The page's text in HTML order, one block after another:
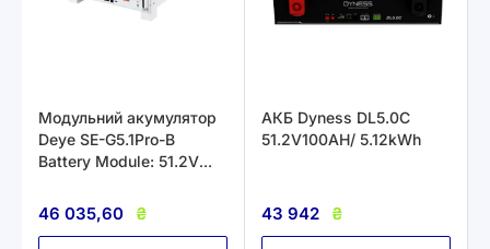
Модульний акумулятор
Deye SE-G5.1Pro-B
Battery Module: 51.2V
46 035,60 ₴
АКБ Dyness DL5.0C
51.2V100AH/ 5.12kWh
43 942 ₴